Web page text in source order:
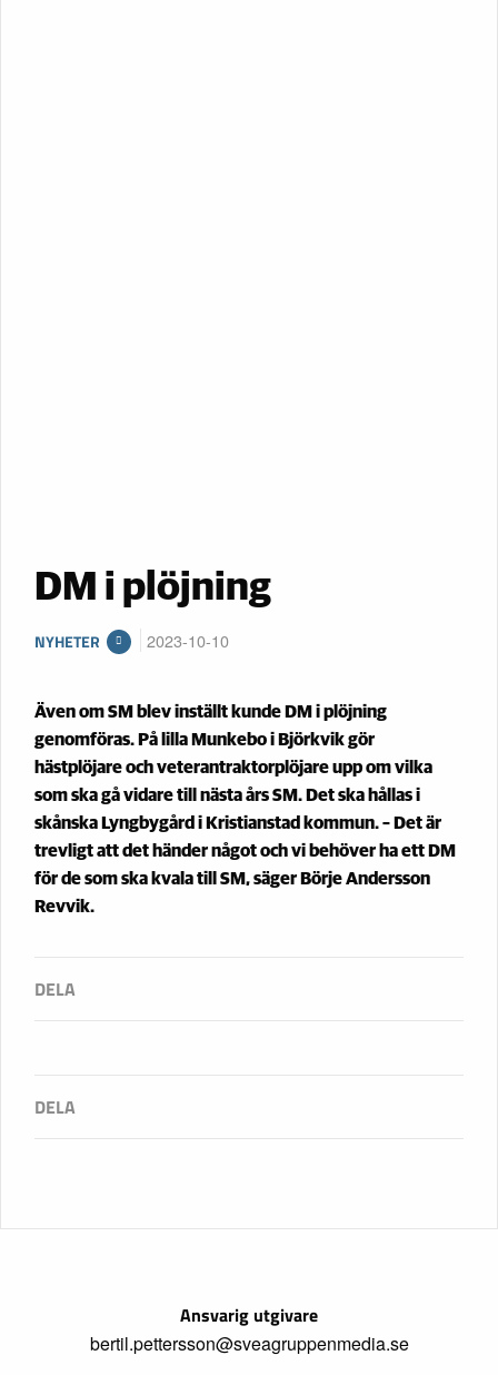
DM i plöjning
NYHETER 2023-10-10
Även om SM blev inställt kunde DM i plöjning
genomföras. På lilla Munkebo i Björkvik gör
hästplöjare och veterantraktorplöjare upp om vilka
som ska gå vidare till nästa års SM. Det ska hållas i
skånska Lyngbygård i Kristianstad kommun. – Det är
trevligt att det händer något och vi behöver ha ett DM
för de som ska kvala till SM, säger Börje Andersson
Revvik.
Ansvarig utgivare
bertil.pettersson@sveagruppenmedia.se